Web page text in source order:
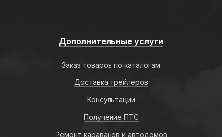
Дополнительные услуги
Заказ товаров по каталогам
Доставка трейлеров
Консультации
Получение ПТС
Ремонт караванов и автодомов